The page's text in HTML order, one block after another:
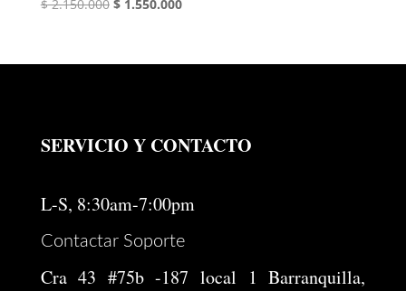
$2.150.000
era:
$1.550.000
es:
SERVICIO Y CONTACTO
L-S, 8:30am-7:00pm
Contactar Soporte
Cra 43 #75b -187 local 1 Barranquilla,